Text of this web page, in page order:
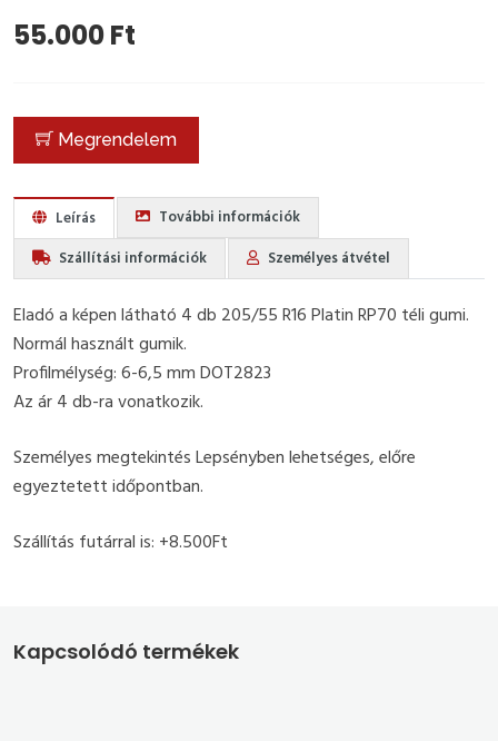
55.000 Ft
Megrendelem
Leírás
További információk
Szállítási információk
Személyes átvétel
Eladó a képen látható 4 db 205/55 R16 Platin RP70 téli gumi.
Normál használt gumik.
Profilmélység: 6-6,5 mm DOT2823
Az ár 4 db-ra vonatkozik.
Személyes megtekintés Lepsényben lehetséges, előre
egyeztetett időpontban.
Szállítás futárral is: +8.500Ft
Kapcsolódó termékek